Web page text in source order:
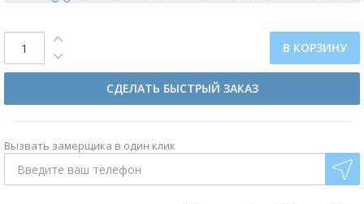
В КОРЗИНУ
СДЕЛАТЬ БЫСТРЫЙ ЗАКАЗ
Вызвать замерщика в один клик